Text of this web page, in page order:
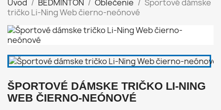
Úvod BEDMINTON Oblečenie
Športové dámske
tričko Li-Ning Web čierno-neónové
ŠPORTOVÉ DÁMSKE TRIČKO LI-NING
WEB ČIERNO-NEÓNOVÉ